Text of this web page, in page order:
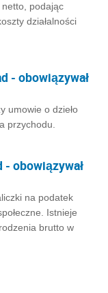
podając
działalności
- obowiązywał
umowie o dzieło
przychodu.
obowiązywał
na podatek
Istnieje
brutto w